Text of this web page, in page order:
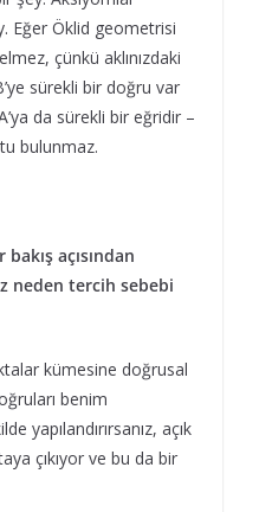
Eğer Öklid geometrisi
çünkü aklınızdaki
sürekli bir doğru var
da sürekli bir eğridir –
bulunmaz.
açısından
neden tercih sebebi
kümesine doğrusal
benim
yapılandırırsanız, açık
çıkıyor ve bu da bir